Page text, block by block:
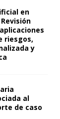
en
riesgos,
y
al
de caso